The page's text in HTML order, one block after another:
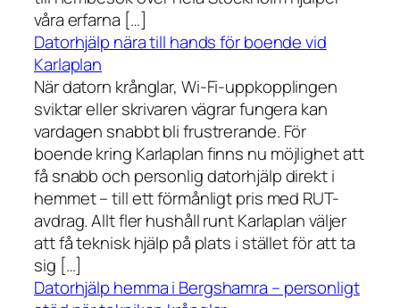
våra erfarna […]
Datorhjälp nära till hands för boende vid
Karlaplan
När datorn krånglar, Wi-Fi-uppkopplingen
sviktar eller skrivaren vägrar fungera kan
vardagen snabbt bli frustrerande. För
boende kring Karlaplan finns nu möjlighet att
få snabb och personlig datorhjälp direkt i
hemmet – till ett förmånligt pris med RUT-
avdrag. Allt fler hushåll runt Karlaplan väljer
att få teknisk hjälp på plats i stället för att ta
sig […]
Datorhjälp hemma i Bergshamra – personligt